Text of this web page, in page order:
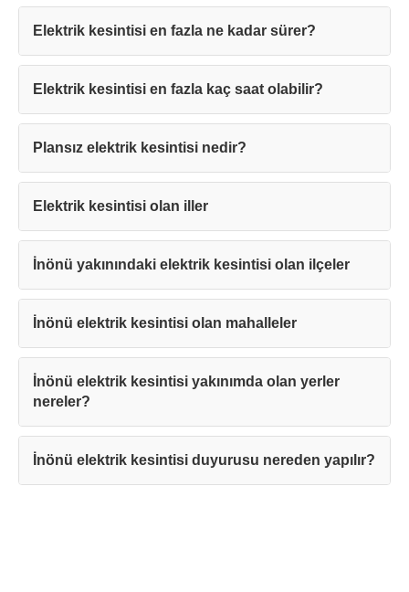
Elektrik kesintisi en fazla ne kadar sürer?
Elektrik kesintisi en fazla kaç saat olabilir?
Plansız elektrik kesintisi nedir?
Elektrik kesintisi olan iller
İnönü yakınındaki elektrik kesintisi olan ilçeler
İnönü elektrik kesintisi olan mahalleler
İnönü elektrik kesintisi yakınımda olan yerler
nereler?
İnönü elektrik kesintisi duyurusu nereden yapılır?
Teşekkürler!
Mesajınız başarıyla ulaştırıldı. En kısa